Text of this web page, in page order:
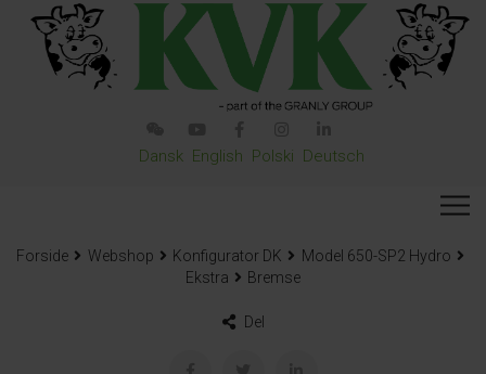
Dansk English Polski Deutsch
Forside Webshop Konfigurator DK
Model 650-SP2 Hydro
Ekstra
Bremse
Del